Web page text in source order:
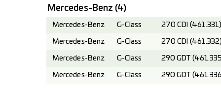
Mercedes-Benz (4)
Mercedes-Benz G-Class 270 CDI (461.331)
Mercedes-Benz G-Class 270 CDI
Mercedes-Benz G-Class 290 GDT
Mercedes-Benz G-Class 290 GDT